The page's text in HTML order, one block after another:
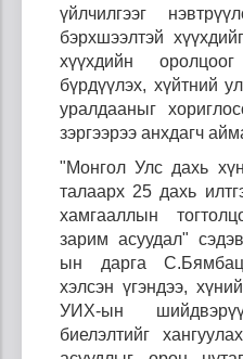
үйлчилгээг
бэрхшээлтэй
хүүхдийн
бүрдүүлэх, хүйтний
уралдааныг
зэргээрээ анхдагч
"Монгол Улс дахь
талаарх 25 дахь
хамгааллын
зарим асуудал"
ын дарга
хэлсэн үгэндээ,
УИХ-ын
биелэлтийг